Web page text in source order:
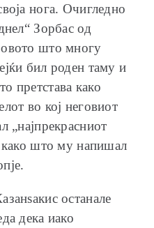
нога. Очигледно
Зорбас од
што многу
бил роден таму и
претстава како
во кој неговиот
„најпрекрасниот
како што му напишал
останале
дека иако